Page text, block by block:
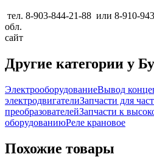
тел. 8-903-844-21-88 или 8-910-
обл.
сайт
Другие категории у
ЭлектрооборудованиеВывод
электродвигателиЗапчасти для
преобразователейЗапчасти к
оборудованиюРеле крановое
Похожие товары